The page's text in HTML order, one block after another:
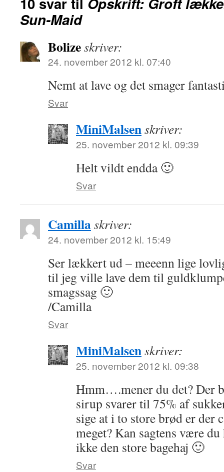
Sun-Maid
Bolizeskriver:
24. november 2012 kl. 07:40
Nemt at lave og det smager
Svar
MiniMalsenskriver:
25. november 2012 kl. 09:39
Helt vildt endda 🙂
Svar
Camillaskriver:
24. november 2012 kl. 15:49
Ser lækkert ud – meeenn lige
til jeg ville lave dem til
smagssag 🙂
/Camilla
Svar
MiniMalsenskriver:
25. november 2012 kl. 09:38
Hmm….mener du det? Der
sirup svarer til 75% af
sige at i to store brød er der
meget? Kan sagtens være
ikke den store bagehaj 🙂
Svar